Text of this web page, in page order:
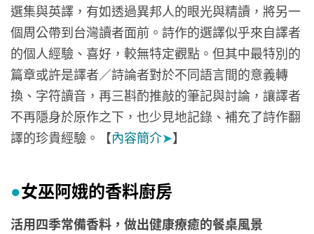
選集與英譯，有如透過異邦人的眼光與精讀，將另一
個周公帶到台灣讀者面前。詩作的選譯似乎來自譯者
的個人經驗、喜好，較無特定觀點。但其中最特別的
篇章或許是譯者／詩論者對於不同語言間的意義轉
換、字符讀音，再三斟酌推敲的筆記與討論，讓譯者
不再隱身於原作之下，也少見地記錄、補充了詩作翻
譯的珍貴經驗。【內容簡介➤】
●女巫阿娥的香料廚房
活用四季常備香料，做出健康療癒的餐桌風景